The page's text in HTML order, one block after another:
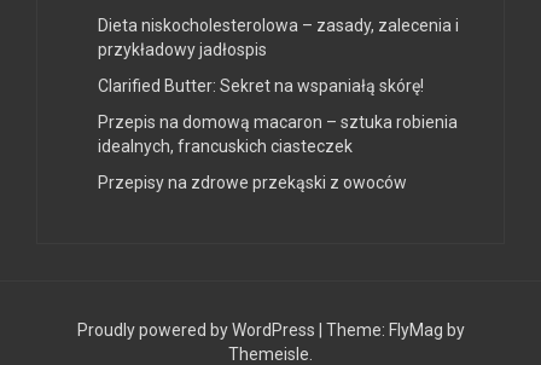
Dieta niskocholesterolowa – zasady, zalecenia i
przykładowy jadłospis
Clarified Butter: Sekret na wspaniałą skórę!
Przepis na domową macaron – sztuka robienia
idealnych, francuskich ciasteczek
Przepisy na zdrowe przekąski z owoców
Proudly powered by WordPress Theme: FlyMag by
Themeisle.